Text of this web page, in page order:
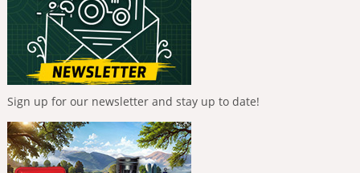
Sign up for our newsletter and stay up to date!